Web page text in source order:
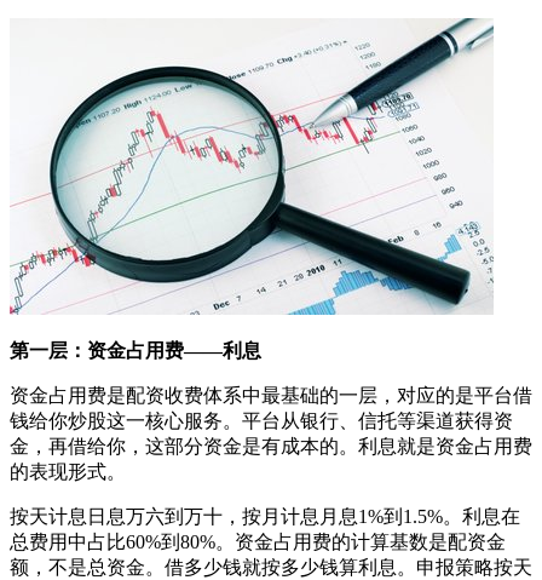
第一层：资金占用费——利息
资金占用费是配资收费体系中最基础的一层，对应的是平台借
钱给你炒股这一核心服务。平台从银行、信托等渠道获得资
金，再借给你，这部分资金是有成本的。利息就是资金占用费
的表现形式。
按天计息日息万六到万十，按月计息月息1%到1.5%。利息在
总费用中占比60%到80%。资金占用费的计算基数是配资金
额，不是总资金。借多少钱就按多少钱算利息。申报策略按天